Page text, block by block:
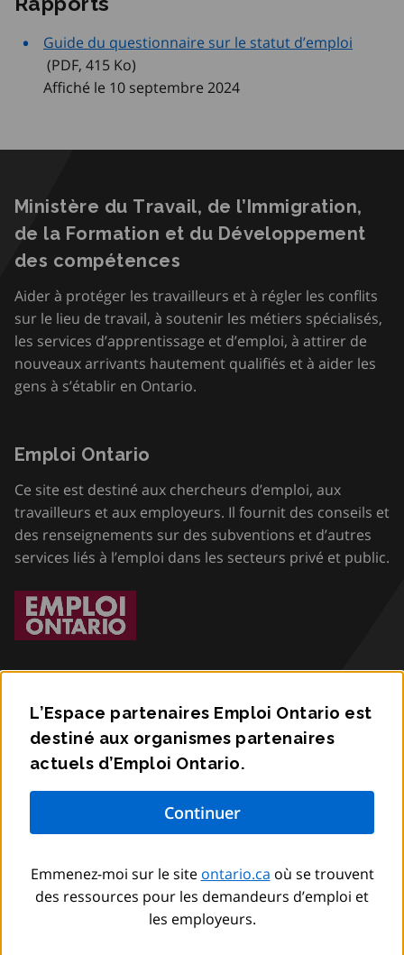
L’Espace partenaires Emploi Ontario est
destiné aux organismes partenaires
actuels d’Emploi Ontario.
Emmenez-moi sur le site ontario.ca où se trouvent
des ressources pour les demandeurs d’emploi et
les employeurs.
Guide du questionnaire sur le statut d’emploi
(PDF, 415 Ko)
Affiché le 10 septembre 2024
Ministère du Travail, de l’Immigration,
de la Formation et du Développement
des compétences
Aider à protéger les travailleurs et à régler les conflits
sur le lieu de travail, à soutenir les métiers spécialisés,
les services d’apprentissage et d’emploi, à attirer de
nouveaux arrivants hautement qualifiés et à aider les
gens à s’établir en Ontario.
Emploi Ontario
Ce site est destiné aux chercheurs d’emploi, aux
travailleurs et aux employeurs. Il fournit des conseils et
des renseignements sur des subventions et d’autres
services liés à l’emploi dans les secteurs privé et public.
Accessibilité
Confidentialité
© Imprimeur du Roi pour l’Ontario,2012 –to
2026